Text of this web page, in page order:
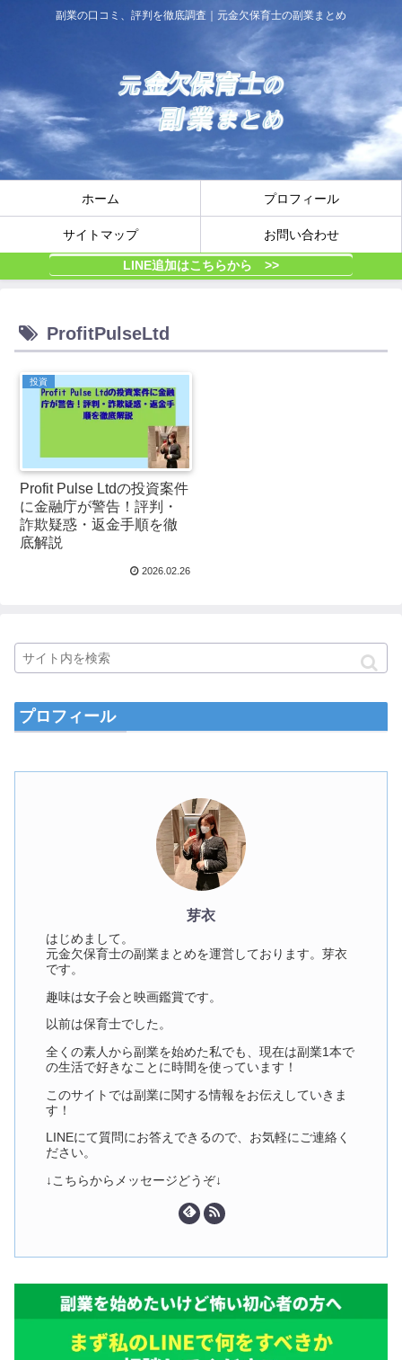
副業の口コミ、評判を徹底調査｜元金欠保育士の副業まとめ
ホーム プロフィール
サイトマップ お問い合わせ
LINE追加はこちらから >>
ProfitPulseLtd
投資
Profit Pulse Ltdの投資案件
に金融庁が警告！評判・
詐欺疑惑・返金手順を徹
底解説
2026.02.26
プロフィール
芽衣
はじめまして。
元金欠保育士の副業まとめを運営しております。芽衣
です。
趣味は女子会と映画鑑賞です。
以前は保育士でした。
全くの素人から副業を始めた私でも、現在は副業1本で
の生活で好きなことに時間を使っています！
このサイトでは副業に関する情報をお伝えしていきま
す！
LINEにて質問にお答えできるので、お気軽にご連絡く
ださい。
↓こちらからメッセージどうぞ↓